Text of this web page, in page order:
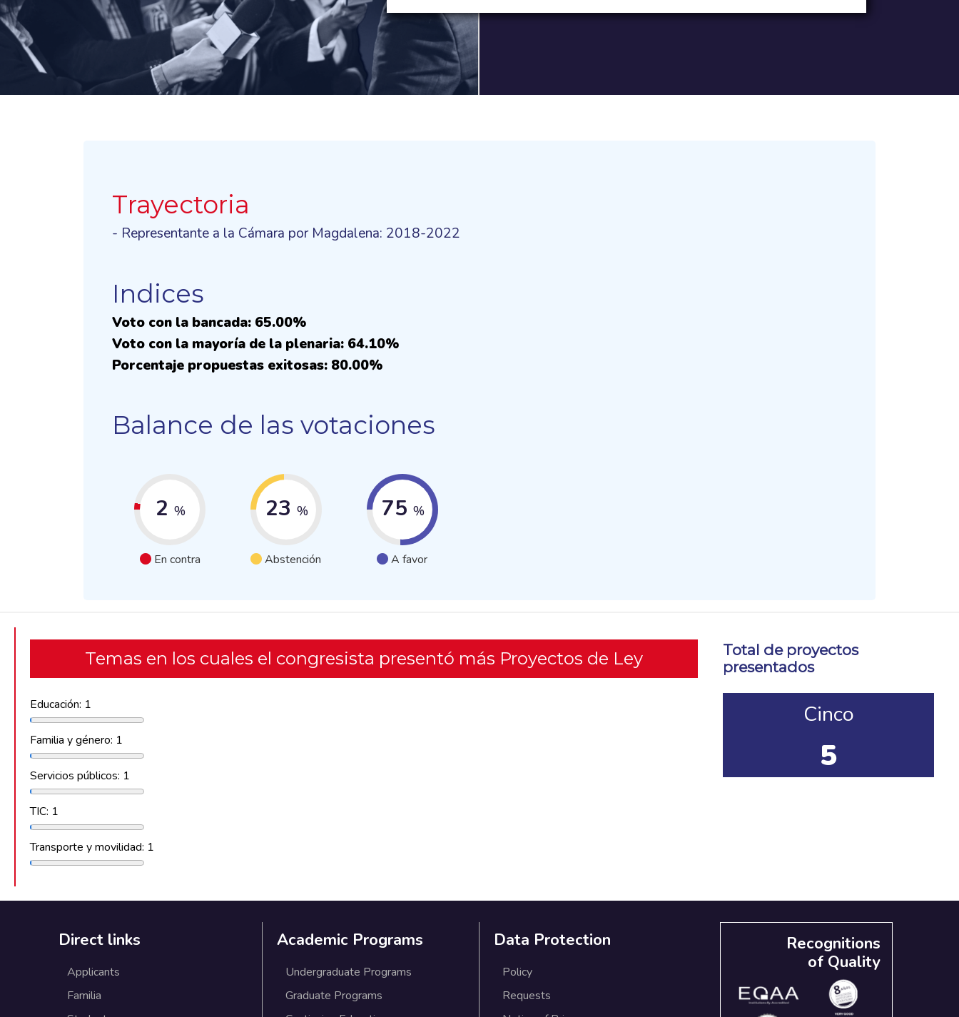
Trayectoria
- Representante a la Cámara por Magdalena: 2018-2022
Indices
Voto con la bancada: 65.00%
Voto con la mayoría de la plenaria: 64.10%
Porcentaje propuestas exitosas: 80.00%
Balance de las votaciones
2 %
En contra
23 %
Abstención
75 %
A favor
Temas en los cuales el congresista presentó más Proyectos de Ley
Educación: 1
Familia y género: 1
Servicios públicos: 1
TIC: 1
Transporte y movilidad: 1
Total de proyectos
presentados
Cinco
5
Direct links
Applicants
Familia
Academic Programs
Undergraduate Programs
Graduate Programs
Data Protection
Policy
Requests
Recognitions
of Quality